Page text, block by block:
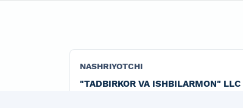
NASHRIYOTCHI
"TADBIRKOR VA ISHBILARMON" LLC